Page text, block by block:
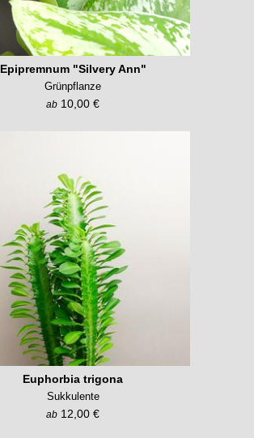
Epipremnum "Silvery Ann"
Grünpflanze
ab 10,00 €
Euphorbia trigona
Sukkulente
ab 12,00 €